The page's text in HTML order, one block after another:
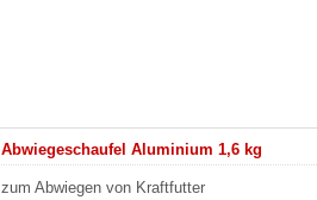
Abwiegeschaufel Aluminium 1,6 kg
zum Abwiegen von Kraftfutter